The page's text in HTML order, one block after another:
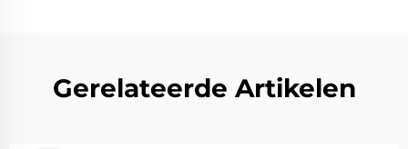
Gerelateerde Artikelen